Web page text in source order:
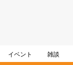
イベント 雑談